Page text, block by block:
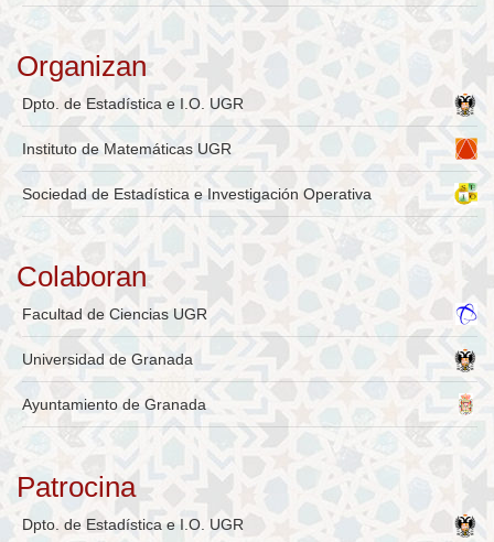
Organizan
Dpto. de Estadística e I.O. UGR
Instituto de Matemáticas UGR
Sociedad de Estadística e Investigación Operativa
Colaboran
Facultad de Ciencias UGR
Universidad de Granada
Ayuntamiento de Granada
Patrocina
Dpto. de Estadística e I.O. UGR